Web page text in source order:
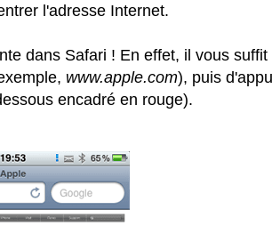
l'adresse Internet.
dans Safari ! En effet, il vous
www.apple.com), puis
encadré en rouge).